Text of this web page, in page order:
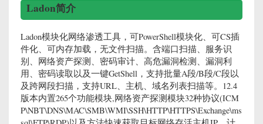
Ladon简介
Ladon模块化网络渗透工具，可PowerShell模块化、可CS插
件化、可内存加载，无文件扫描。含端口扫描、服务识
别、网络资产探测、密码审计、高危漏洞检测、漏洞利
用、密码读取以及一键GetShell，支持批量A段/B段/C段以
及跨网段扫描，支持URL、主机、域名列表扫描等。12.4
版本内置265个功能模块,网络资产探测模块32种协议(ICM
P\NBT\DNS\MAC\SMB\WMI\SSH\HTTP\HTTPS\Exchange\ms